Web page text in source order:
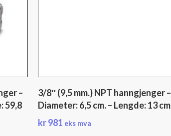
–
59,8
3/8″ (9,5 mm.) NPT hanngjenger –
Diameter: 6,5 cm. – Lengde: 13 cm
kr981 eks mva